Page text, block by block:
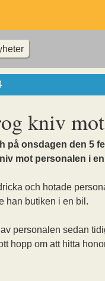
kniv
på onsdagen den 5
mot personalen i
och hotade
han butiken i en bil.
personalen sedan
hopp om att hitta